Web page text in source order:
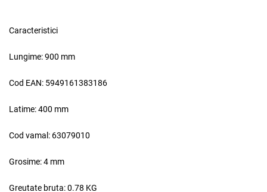
Caracteristici
Lungime:900 mm
Cod EAN: 5949161383186
Latime:400 mm
Cod vamal: 63079010
Grosime:4 mm
Greutate bruta:0.78 KG